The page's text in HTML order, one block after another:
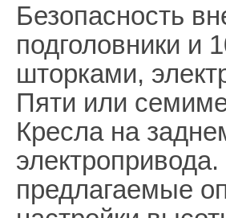
Безопасность
подголовники и
шторками,
Пяти или
Кресла на
предлагаемые